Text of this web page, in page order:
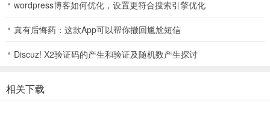
1、超多靓男美女在线约牌，任何时间上线都能轻松找到玩伴，深夜赛
场更火爆。全民斗地主老版本高玩点评
务，用户可以通过做任务来领取奖励，每天都会发送大量的新任务，
任务数量不限，，只要在规定时间内完成即可。 软件亮点：
wordpress博客如何优化，设置更符合搜索引擎优化
真有后悔药：这款App可以帮你撤回尴尬短信
Discuz! X2验证码的产生和验证及随机数产生探讨
相关下载